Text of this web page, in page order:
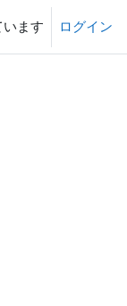
ます ログイン